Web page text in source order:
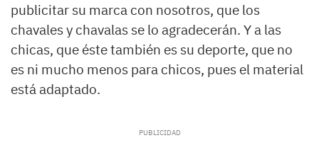
publicitar su marca con nosotros, que los
chavales y chavalas se lo agradecerán. Y a las
chicas, que éste también es su deporte, que no
es ni mucho menos para chicos, pues el material
está adaptado.